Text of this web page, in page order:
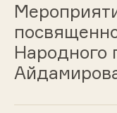
Народного